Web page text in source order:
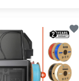
rapide